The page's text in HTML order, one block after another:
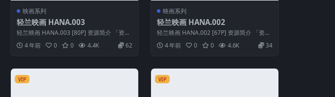
映画系列
轻兰映画 HANA.003
轻兰映画 HANA.003 [80P] 资源简介 「资源
名称」：轻兰映画 HAN...
4 年前 0 0 4.4K 62
映画系列
轻兰映画 HANA.002
轻兰映画 HANA.002 [67P] 资源简介 「资源
名称」：轻兰映画 HAN...
4 年前 0 0 4.6K 34
VIP VIP